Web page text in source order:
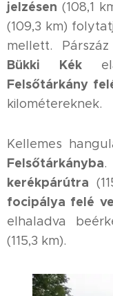
jelzésen (108,1
(109,3 km)
mellett.
Bükki Kék
Felsőtárkány
kilométereknek.
Kellemes
Felsőtárkányba.
kerékpárútra
focipálya felé
elhaladva
(115,3 km).